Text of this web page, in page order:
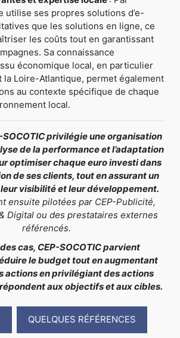
utilise ses propres solutions d’e-
que les solutions en ligne, ce
les coûts tout en garantissant
Sa connaissance
économique local, en particulier
la Loire-Atlantique, permet également
au contexte spécifique de chaque
local.
SOCOTIC privilégie une organisation
de la performance et l’adaptation
optimiser chaque euro investi dans
de ses clients, tout en assurant un
visibilité et leur développement.
ensuite pilotées par CEP-Publicité,
Digital ou des prestataires externes
référencés.
cas, CEP-SOCOTIC parvient
le budget tout en augmentant
actions en privilégiant des actions
aux objectifs et aux cibles.
QUELQUES RÉFÉRENCES